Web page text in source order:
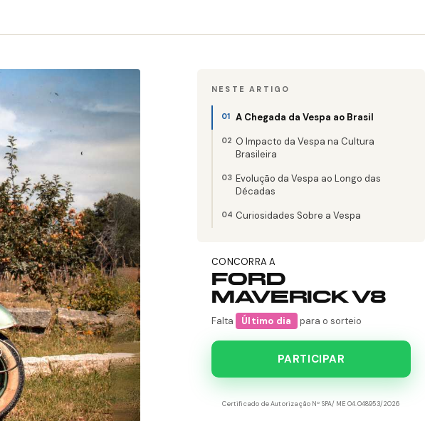
NESTE ARTIGO
A Chegada da Vespa ao Brasil
O Impacto da Vespa na Cultura
Brasileira
Evolução da Vespa ao Longo das
Décadas
Curiosidades Sobre a Vespa
CONCORRA A
FORD
MAVERICK V8
Falta Último dia para o sorteio
PARTICIPAR
Certificado de Autorização Nº SPA/ME 04.048953/2026